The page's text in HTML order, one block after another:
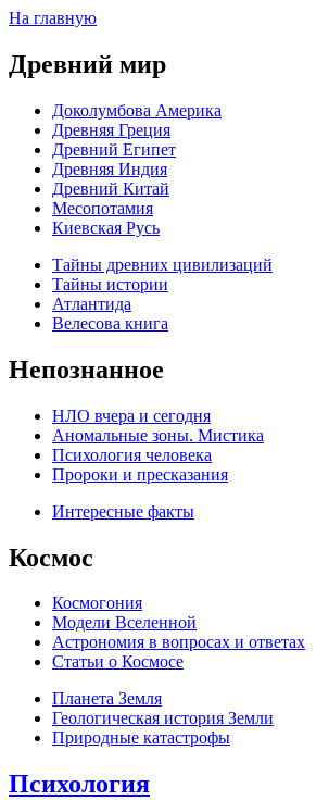
На главную
Древний мир
Доколумбова Америка
Древняя Греция
Древний Египет
Древняя Индия
Древний Китай
Месопотамия
Киевская Русь
Тайны древних цивилизаций
Тайны истории
Атлантида
Велесова книга
Непознанное
НЛО вчера и сегодня
Аномальные зоны. Мистика
Психология человека
Пророки и пресказания
Интересные факты
Космос
Космогония
Модели Вселенной
Астрономия в вопросах и ответах
Cтатьи о Космосе
Планета Земля
Геологическая история Земли
Природные катастрофы
Психология